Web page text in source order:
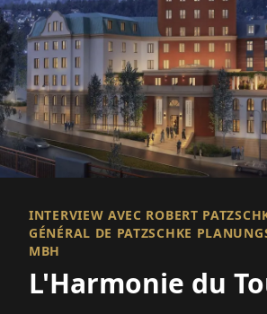
INTERVIEW AVEC ROBERT
GÉNÉRAL DE PATZSCHKE
MBH
L'Harmonie du